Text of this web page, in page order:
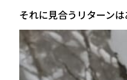
それに見合うリターンは